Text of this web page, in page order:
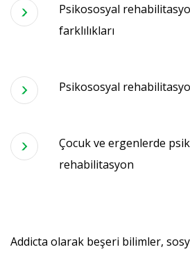
Psikososyal
farklılıkları
Psikososyal
Çocuk ve ergenlerde
rehabilitasyon
Addicta olarak beşeri bilimler,